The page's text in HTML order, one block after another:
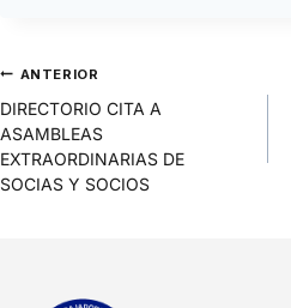
ANTERIOR
DIRECTORIO CITA A
ASAMBLEAS
EXTRAORDINARIAS DE
SOCIAS Y SOCIOS